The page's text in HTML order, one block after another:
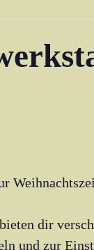
dir
und zur